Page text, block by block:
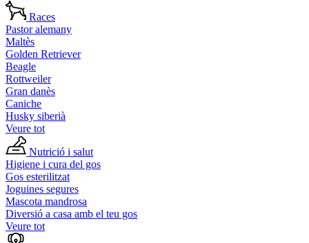
Races
Pastor alemany
Maltès
Golden Retriever
Beagle
Rottweiler
Gran danès
Caniche
Husky siberià
Veure tot
Nutrició i salut
Higiene i cura del gos
Gos esterilitzat
Joguines segures
Mascota mandrosa
Diversió a casa amb el teu gos
Veure tot